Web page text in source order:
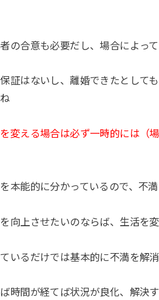
の合意も必要だし、場合によっ
証はないし、離婚できたとして
変える場合は必ず一時的には（
本能的に分かっているので、不
向上させたいのならば、生活を
いるだけでは基本的に不満を解
時間が経てば状況が良化、解決